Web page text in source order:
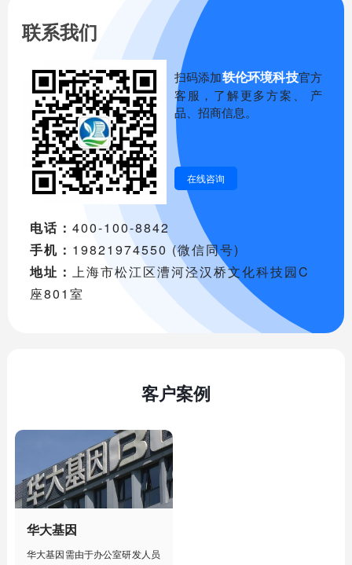
联系我们
扫码添加轶伦环境科技官方
客服，了解更多方案、 产
品、招商信息。
在线咨询
电话： 400-100-8842
手机： 19821974550 (微信同号)
地址： 上海市松江区漕河泾汉桥文化科技园C
座801室
客户案例
华大基因
华大基因需由于办公室研发人员